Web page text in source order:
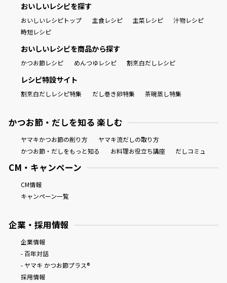
新鮮一番
『踊り節』
だし粉
おいしいレシピを探す
おいしいレシピトップ 主食レシピ 主菜レシピ
汁物レシピ
時短レシピ
おいしいレシピを商品から探す
かつお節レシピ めんつゆレシピ 割烹白だしレシピ
レシピ特設サイト
割烹白だしレシピ特集 だし巻き卵特集 茶碗蒸し特集
かつお節・だしを知る 楽しむ
ヤマキかつお節の削り方
ヤマキ流だしの取り方
かつお節・だしをもっと知る
お料理お役立ち講座 だしコミュ
CM・キャンペーン
CM情報
キャンペーン一覧
企業・採用情報
企業情報
- 百年対話
- ヤマキ かつお節プラス®
採用情報